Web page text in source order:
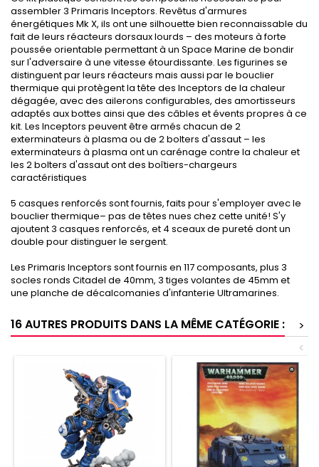
assembler 3 Primaris Inceptors. Revêtus d'armures
énergétiques Mk X, ils ont une silhouette bien reconnaissable du
fait de leurs réacteurs dorsaux lourds – des moteurs à forte
poussée orientable permettant à un Space Marine de bondir
sur l'adversaire à une vitesse étourdissante. Les figurines se
distinguent par leurs réacteurs mais aussi par le bouclier
thermique qui protègent la tête des Inceptors de la chaleur
dégagée, avec des ailerons configurables, des amortisseurs
adaptés aux bottes ainsi que des câbles et évents propres à ce
kit. Les Inceptors peuvent être armés chacun de 2
exterminateurs à plasma ou de 2 bolters d'assaut – les
exterminateurs à plasma ont un carénage contre la chaleur et
les 2 bolters d'assaut ont des boîtiers-chargeurs
caractéristiques
5 casques renforcés sont fournis, faits pour s'employer avec le
bouclier thermique– pas de têtes nues chez cette unité! S'y
ajoutent 3 casques renforcés, et 4 sceaux de pureté dont un
double pour distinguer le sergent.
Les Primaris Inceptors sont fournis en 117 composants, plus 3
socles ronds Citadel de 40mm, 3 tiges volantes de 45mm et
une planche de décalcomanies d'infanterie Ultramarines.
16 AUTRES PRODUITS DANS LA MÊME CATÉGORIE :
>
<